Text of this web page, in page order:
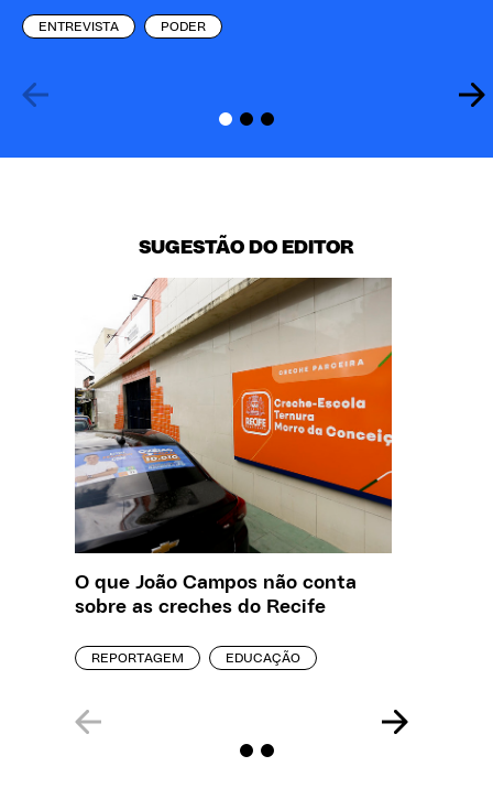
ENTREVISTA PODER
SUGESTÃO DO EDITOR
O que João Campos não conta
sobre as creches do Recife
REPORTAGEM EDUCAÇÃO